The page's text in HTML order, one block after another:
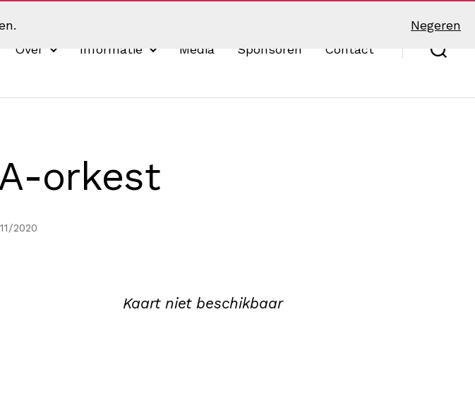
Negeren
Over Informatie Media Sponsoren Contact
orkest
2020
Kaart niet beschikbaar